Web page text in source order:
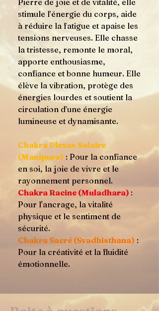
Pierre de joie et de vitalité, elle
stimule l’énergie du corps, aide
à réduire la fatigue et apaise les
tensions nerveuses. Elle chasse
la tristesse, remonte le moral,
apporte enthousiasme,
confiance et bonne humeur. Elle
élève la vibration, protège des
énergies lourdes et soutient la
circulation d’une énergie
lumineuse et dynamisante.
Chakra Plexus Solaire
(Manipura) : Pour la confiance
en soi, la joie de vivre et le
rayonnement personnel.
Chakra Racine (Muladhara) :
Pour l'ancrage, la vitalité
physique et le sentiment de
sécurité.
Chakra Sacré (Svadhisthana) :
Pour la créativité et la fluidité
émotionnelle.